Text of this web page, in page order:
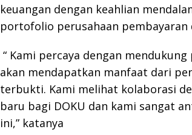
keuangan dengan keahlian
portofolio perusahaan pembayaran
“ Kami percaya dengan
akan mendapatkan manfaat dari
terbukti. Kami melihat kolaborasi
baru bagi DOKU dan kami sangat
ini,” katanya